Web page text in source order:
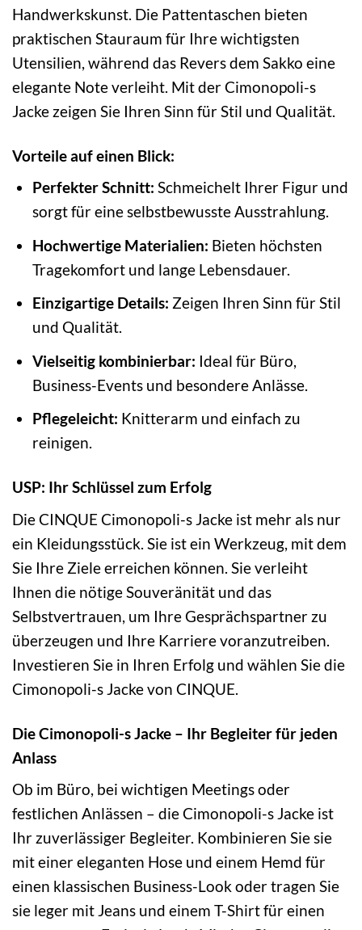
Handwerkskunst. Die Pattentaschen bieten
praktischen Stauraum für Ihre wichtigsten
Utensilien, während das Revers dem Sakko eine
elegante Note verleiht. Mit der Cimonopoli-s
Jacke zeigen Sie Ihren Sinn für Stil und Qualität.
Vorteile auf einen Blick:
Perfekter Schnitt: Schmeichelt Ihrer Figur und
sorgt für eine selbstbewusste Ausstrahlung.
Hochwertige Materialien: Bieten höchsten
Tragekomfort und lange Lebensdauer.
Einzigartige Details: Zeigen Ihren Sinn für Stil
und Qualität.
Vielseitig kombinierbar: Ideal für Büro,
Business-Events und besondere Anlässe.
Pflegeleicht: Knitterarm und einfach zu
reinigen.
USP: Ihr Schlüssel zum Erfolg
Die CINQUE Cimonopoli-s Jacke ist mehr als nur
ein Kleidungsstück. Sie ist ein Werkzeug, mit dem
Sie Ihre Ziele erreichen können. Sie verleiht
Ihnen die nötige Souveränität und das
Selbstvertrauen, um Ihre Gesprächspartner zu
überzeugen und Ihre Karriere voranzutreiben.
Investieren Sie in Ihren Erfolg und wählen Sie die
Cimonopoli-s Jacke von CINQUE.
Die Cimonopoli-s Jacke – Ihr Begleiter für jeden
Anlass
Ob im Büro, bei wichtigen Meetings oder
festlichen Anlässen – die Cimonopoli-s Jacke ist
Ihr zuverlässiger Begleiter. Kombinieren Sie sie
mit einer eleganten Hose und einem Hemd für
einen klassischen Business-Look oder tragen Sie
sie leger mit Jeans und einem T-Shirt für einen